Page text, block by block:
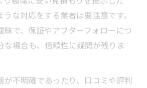
な対応をする業者は要注意です。
昧で、保証やアフターフォローにつ
な場合も、信頼性に疑問が残りま
が不明確であったり、口コミや評判